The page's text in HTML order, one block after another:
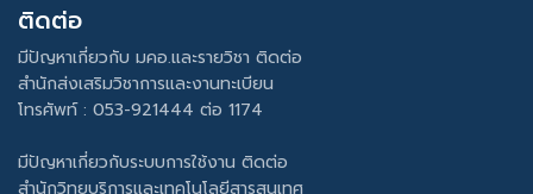
ติดต่อ
มีปัญหาเกี่ยวกับ มคอ.และรายวิชา ติดต่อ
สำนักส่งเสริมวิชาการและงานทะเบียน
โทรศัพท์ : 053-921444 ต่อ 1174
มีปัญหาเกี่ยวกับระบบการใช้งาน ติดต่อ
สำนักวิทยบริการและเทคโนโลยีสารสนเทศ